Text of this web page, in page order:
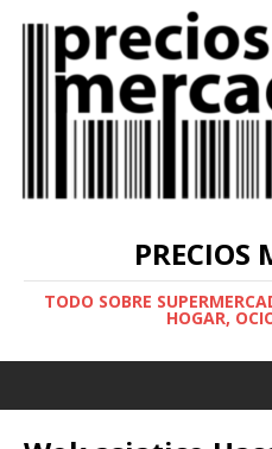
PRECIOS
TODO SOBRE
HOGAR,